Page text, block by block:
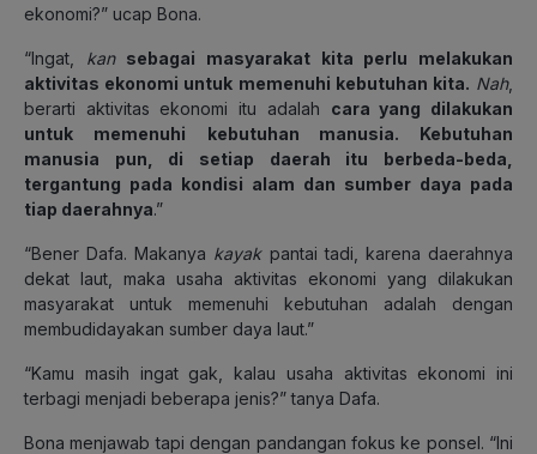
ekonomi?” ucap Bona.
“Ingat, kan
sebagai masyarakat kita perlu melakukan
aktivitas ekonomi untuk memenuhi kebutuhan kita. Nah,
berarti aktivitas ekonomi itu adalah cara yang dilakukan
untuk memenuhi
kebutuhan manusia. Kebutuhan
manusia pun, di setiap daerah itu berbeda-beda,
tergantung pada kondisi alam dan sumber daya pada
tiap daerahnya.”
“Bener Dafa. Makanya kayakpantai tadi, karena daerahnya
dekat laut, maka usaha aktivitas ekonomi yang dilakukan
masyarakat untuk memenuhi kebutuhan adalah dengan
membudidayakan sumber daya laut.”
“Kamu masih ingat gak, kalau usaha aktivitas ekonomi ini
terbagi menjadi beberapa jenis?” tanya Dafa.
Bona menjawab tapi dengan pandangan fokus ke ponsel. “Ini